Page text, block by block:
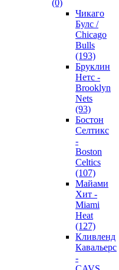
(0)
Чикаго
Булс /
Chicago
Bulls
(193)
Бруклин
Нетс -
Brooklyn
Nets
(93)
Бостон
Селтикс
-
Boston
Celtics
(107)
Майами
Хит -
Miami
Heat
(127)
Кливленд
Кавальерс
-